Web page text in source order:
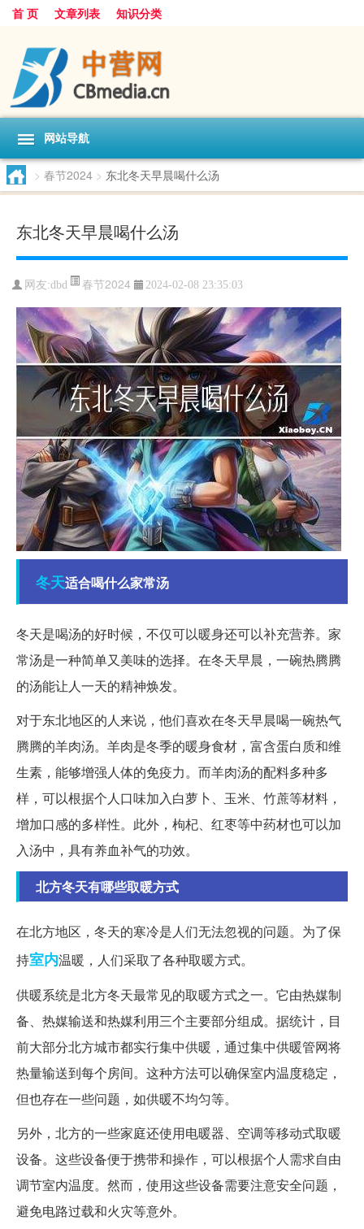
首 页 文章列表 知识分类
网站导航
> 春节2024 > 东北冬天早晨喝什么汤
东北冬天早晨喝什么汤
网友:dbd 春节2024 2024-02-08 23:35:03
冬天适合喝什么家常汤
冬天是喝汤的好时候，不仅可以暖身还可以补充营养。家
常汤是一种简单又美味的选择。在冬天早晨，一碗热腾腾
的汤能让人一天的精神焕发。
对于东北地区的人来说，他们喜欢在冬天早晨喝一碗热气
腾腾的羊肉汤。羊肉是冬季的暖身食材，富含蛋白质和维
生素，能够增强人体的免疫力。而羊肉汤的配料多种多
样，可以根据个人口味加入白萝卜、玉米、竹蔗等材料，
增加口感的多样性。此外，枸杞、红枣等中药材也可以加
入汤中，具有养血补气的功效。
北方冬天有哪些取暖方式
在北方地区，冬天的寒冷是人们无法忽视的问题。为了保
持室内温暖，人们采取了各种取暖方式。
供暖系统是北方冬天最常见的取暖方式之一。它由热媒制
备、热媒输送和热媒利用三个主要部分组成。据统计，目
前大部分北方城市都实行集中供暖，通过集中供暖管网将
热量输送到每个房间。这种方法可以确保室内温度稳定，
但也存在一些问题，如供暖不均匀等。
另外，北方的一些家庭还使用电暖器、空调等移动式取暖
设备。这些设备便于携带和操作，可以根据个人需求自由
调节室内温度。然而，使用这些设备需要注意安全问题，
避免电路过载和火灾等意外。